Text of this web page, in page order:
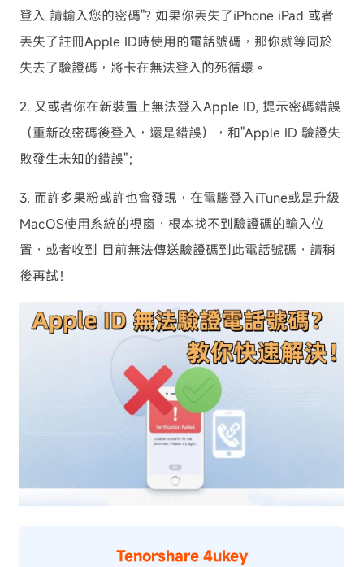
登入 請輸入您的密碼"? 如果你丟失了iPhone iPad 或者
丟失了註冊Apple ID時使用的電話號碼，那你就等同於
失去了驗證碼，將卡在無法登入的死循環。
2. 又或者你在新裝置上無法登入Apple ID, 提示密碼錯誤
（重新改密碼後登入，還是錯誤），和"Apple ID 驗證失
敗發生未知的錯誤"；
3. 而許多果粉或許也會發現，在電腦登入iTune或是升級
MacOS使用系統的視窗，根本找不到驗證碼的輸入位
置，或者收到 目前無法傳送驗證碼到此電話號碼，請稍
後再試！
Tenorshare 4ukey